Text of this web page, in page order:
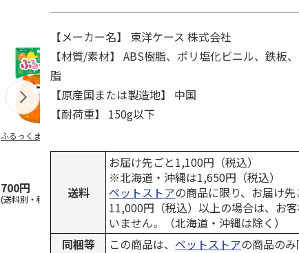
ふるっくま みかん
700円
(送料別・税込)
ンド 4L
1,320円
(送料別・税込)
イレ ナチュラルグ
レー
1,550円
(送料別・税込)
470円
(送料
【メーカー名】 東洋ケース 株式会社
【材質/素材】 ABS樹脂、ポリ塩化ビニル、鉄板
脂
【原産国または製造地】 中国
【耐荷重】 150g以下
送料
お届け先ごと1,100円（税込）
※北海道・沖縄は1,650円（税込）
ペットストアの商品に限り、お届け
11,000円（税込）以上の場合は、お
いません。（北海道・沖縄は除く）
同梱等
この商品は、ペットストアの商品のみ